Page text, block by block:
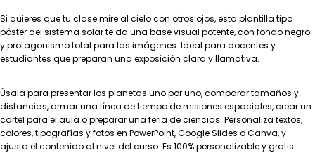
Si quieres que tu clase mire al cielo con otros ojos, esta plantilla tipo
póster del sistema solar te da una base visual potente, con fondo negro
y protagonismo total para las imágenes. Ideal para docentes y
estudiantes que preparan una exposición clara y llamativa.
Úsala para presentar los planetas uno por uno, comparar tamaños y
distancias, armar una línea de tiempo de misiones espaciales, crear un
cartel para el aula o preparar una feria de ciencias. Personaliza textos,
colores, tipografías y fotos en PowerPoint, Google Slides o Canva, y
ajusta el contenido al nivel del curso. Es 100% personalizable y gratis.